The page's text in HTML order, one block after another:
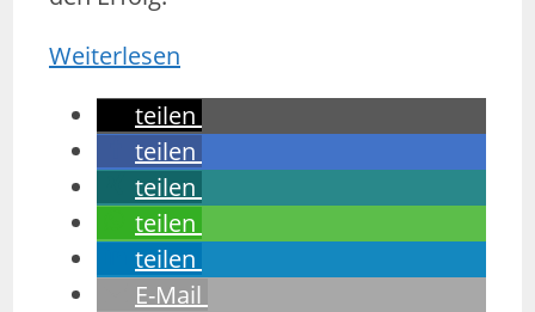
Weiterlesen
teilen
teilen
teilen
teilen
teilen
E-Mail